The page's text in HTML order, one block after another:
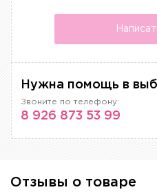
Нужна помощь в
Звоните по телефону:
8 926 873 53 99
Отзывы о товаре